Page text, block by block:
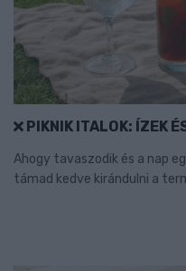
PIKNIK ITALOK: ÍZEK
Ahogy tavaszodik és a nap
támad kedve kirándulni a